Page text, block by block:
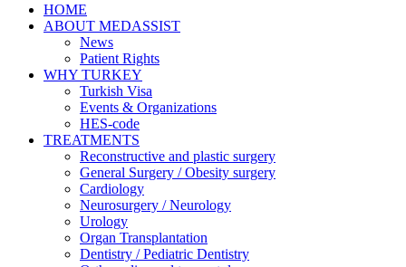
HOME
ABOUT MEDASSIST
News
Patient Rights
WHY TURKEY
Turkish Visa
Events & Organizations
HES-code
TREATMENTS
Reconstructive and plastic surgery
General Surgery / Obesity surgery
Cardiology
Neurosurgery / Neurology
Urology
Organ Transplantation
Dentistry / Pediatric Dentistry